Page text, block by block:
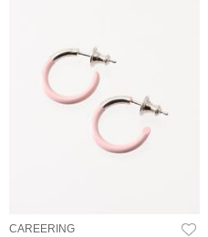
CAREERING